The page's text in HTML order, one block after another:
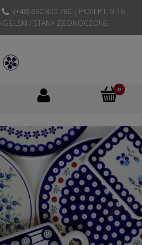
(+48) 690 800 780 | PON-PT. 9-16